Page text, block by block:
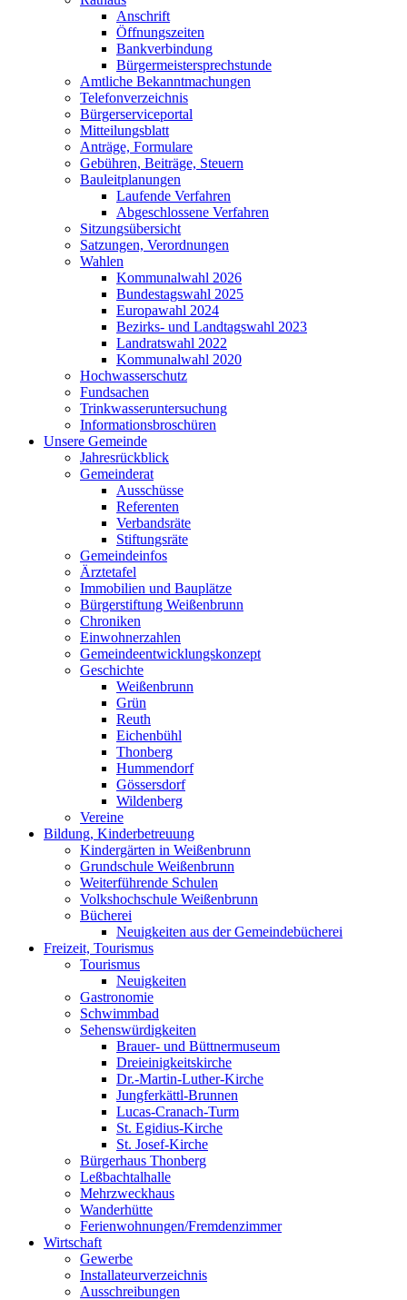
Anschrift
Öffnungszeiten
Bankverbindung
Bürgermeistersprechstunde
Amtliche Bekanntmachungen
Telefonverzeichnis
Bürgerserviceportal
Mitteilungsblatt
Anträge, Formulare
Gebühren, Beiträge, Steuern
Bauleitplanungen
Laufende Verfahren
Abgeschlossene Verfahren
Sitzungsübersicht
Satzungen, Verordnungen
Wahlen
Kommunalwahl 2026
Bundestagswahl 2025
Europawahl 2024
Bezirks- und Landtagswahl 2023
Landratswahl 2022
Kommunalwahl 2020
Hochwasserschutz
Fundsachen
Trinkwasseruntersuchung
Informationsbroschüren
Unsere Gemeinde
Jahresrückblick
Gemeinderat
Ausschüsse
Referenten
Verbandsräte
Stiftungsräte
Gemeindeinfos
Ärztetafel
Immobilien und Bauplätze
Bürgerstiftung Weißenbrunn
Chroniken
Einwohnerzahlen
Gemeindeentwicklungskonzept
Geschichte
Weißenbrunn
Grün
Reuth
Eichenbühl
Thonberg
Hummendorf
Gössersdorf
Wildenberg
Vereine
Bildung, Kinderbetreuung
Kindergärten in Weißenbrunn
Grundschule Weißenbrunn
Weiterführende Schulen
Volkshochschule Weißenbrunn
Bücherei
Neuigkeiten aus der Gemeindebücherei
Freizeit, Tourismus
Tourismus
Neuigkeiten
Gastronomie
Schwimmbad
Sehenswürdigkeiten
Brauer- und Büttnermuseum
Dreieinigkeitskirche
Dr.-Martin-Luther-Kirche
Jungferkättl-Brunnen
Lucas-Cranach-Turm
St. Egidius-Kirche
St. Josef-Kirche
Bürgerhaus Thonberg
Leßbachtalhalle
Mehrzweckhaus
Wanderhütte
Ferienwohnungen/Fremdenzimmer
Wirtschaft
Gewerbe
Installateurverzeichnis
Ausschreibungen